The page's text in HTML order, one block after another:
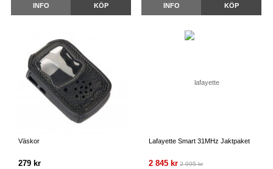
INFO KÖP INFO KÖP
Väskor
279 kr
Lafayette Smart 31MHz Jaktpaket
2 845 kr 2 995 kr